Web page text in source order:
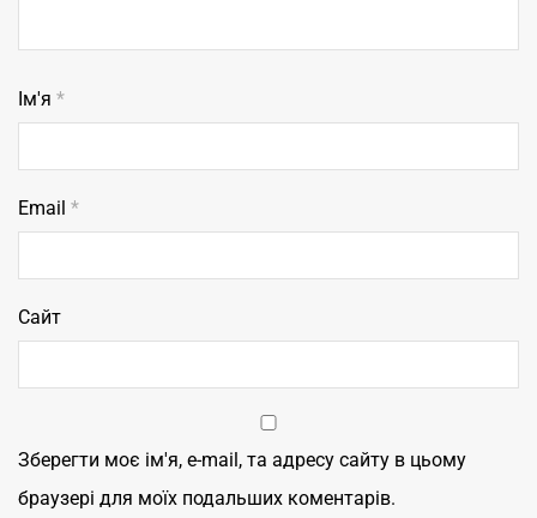
Ім'я *
Email *
Сайт
Зберегти моє ім'я, e-mail, та адресу сайту в цьому
браузері для моїх подальших коментарів.